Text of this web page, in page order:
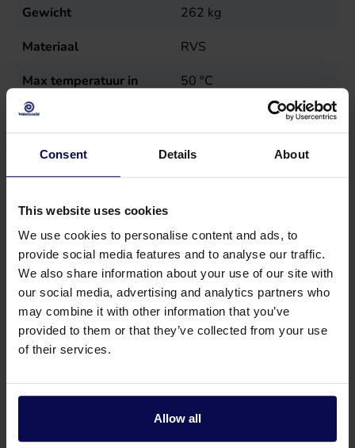
Consent Details About
This website uses cookies
We use cookies to personalise content and ads, to
provide social media features and to analyse our traffic.
We also share information about your use of our site with
our social media, advertising and analytics partners who
may combine it with other information that you’ve
provided to them or that they’ve collected from your use
of their services.
Allow all
Gewicht
262 kg
Materiaal
RVS
Max temperatuur in
50 °C
Maximale druk
Toerental
1500
Type
Verkoopeenheid
Vermogen
79kW